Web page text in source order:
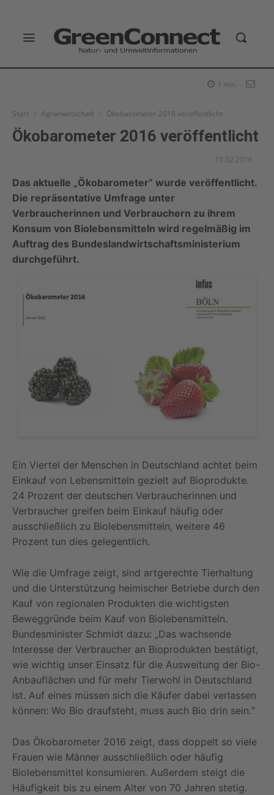
1 min.
Start Agrarwirtschaft Ökobarometer 2016 veröffentlicht
Ökobarometer 2016 veröffentlicht
10.02.2016
Das aktuelle „Ökobarometer“ wurde veröffentlicht.
Die repräsentative Umfrage unter
Verbraucherinnen und Verbrauchern zu ihrem
Konsum von Biolebensmitteln wird regelmäßig im
Auftrag des Bundeslandwirtschaftsministerium
durchgeführt.
Ein Viertel der Menschen in Deutschland achtet beim
Einkauf von Lebensmitteln gezielt auf Bioprodukte.
24 Prozent der deutschen Verbraucherinnen und
Verbraucher greifen beim Einkauf häufig oder
ausschließlich zu Biolebensmitteln, weitere 46
Prozent tun dies gelegentlich.
Wie die Umfrage zeigt, sind artgerechte Tierhaltung
und die Unterstützung heimischer Betriebe durch den
Kauf von regionalen Produkten die wichtigsten
Beweggründe beim Kauf von Biolebensmitteln.
Bundesminister Schmidt dazu: „Das wachsende
Interesse der Verbraucher an Bioprodukten bestätigt,
wie wichtig unser Einsatz für die Ausweitung der Bio-
Anbauflächen und für mehr Tierwohl in Deutschland
ist. Auf eines müssen sich die Käufer dabei verlassen
können: Wo Bio draufsteht, muss auch Bio drin sein.“
Das Ökobarometer 2016 zeigt, dass doppelt so viele
Frauen wie Männer ausschließlich oder häufig
Biolebensmittel konsumieren. Außerdem steigt die
Häufigkeit bis zu einem Alter von 70 Jahren stetig.